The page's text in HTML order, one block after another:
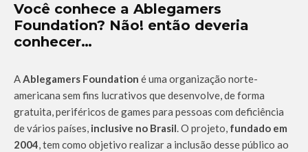
Você conhece a Ablegamers
Foundation? Não! então deveria
conhecer…
AAblegamers Foundation é uma organização norte-
americana sem fins lucrativos que desenvolve, de forma
gratuita, periféricos de games para pessoas com deficiência
de vários países, inclusive no Brasil. O projeto, fundado em
2004, tem como objetivo realizar a inclusão desse público ao